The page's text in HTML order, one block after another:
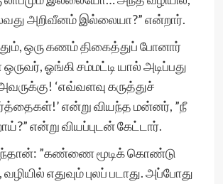
அறிவீனம் இல்லையா?” என்றார்.
ஒரு கணம் திகைத்துப் போனார்
ஓங்கி சம்மட்டி யால் அடிப்பது
‘எவ்வளவு கருத்துச்
என்று வியந்த மன்னர், ”நீ
என்று வியப்புடன் கேட்டார்.
”கண்ணை மூடிக் கொண்டு
எதுவும் புலப் படாது. அப்போது